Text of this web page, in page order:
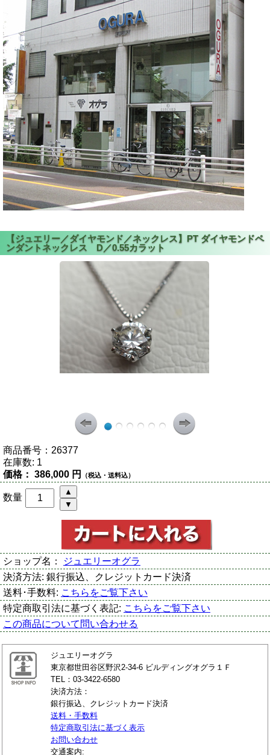
商品番号： 26377
在庫数: 1
価格： 386,000 円 （税込・送料込）
数量
ショップ名：
ジュエリーオグラ
決済方法: 銀行振込、クレジットカード決済
送料･手数料: こちらをご覧下さい
特定商取引法に基づく表記: こちらをご覧下さい
この商品について問い合わせる
ジュエリーオグラ
東京都世田谷区野沢2-34-6 ビルディングオグラ１Ｆ
TEL：03-3422-6580
決済方法：
銀行振込、クレジットカード決済
送料・手数料
特定商取引法に基づく表示
お問い合わせ
交通案内: